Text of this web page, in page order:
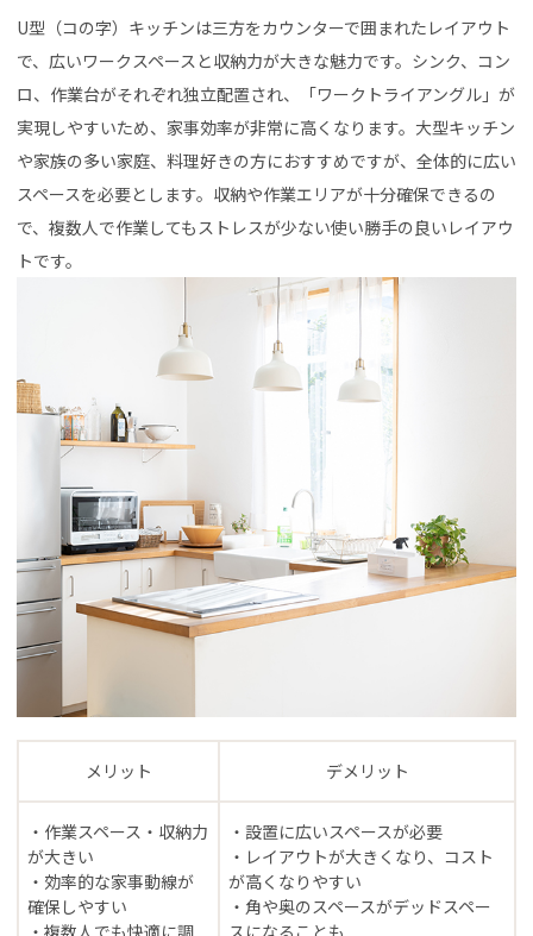
U型（コの字）キッチンは三方をカウンターで囲まれたレイアウト
で、広いワークスペースと収納力が大きな魅力です。シンク、コン
ロ、作業台がそれぞれ独立配置され、「ワークトライアングル」が
実現しやすいため、家事効率が非常に高くなります。大型キッチン
や家族の多い家庭、料理好きの方におすすめですが、全体的に広い
スペースを必要とします。収納や作業エリアが十分確保できるの
で、複数人で作業してもストレスが少ない使い勝手の良いレイアウ
トです。
メリット デメリット
・作業スペース・収納力
が大きい
・効率的な家事動線が
確保しやすい
・設置に広いスペースが必要
・レイアウトが大きくなり、コスト
が高くなりやすい
・角や奥のスペースがデッドスペー